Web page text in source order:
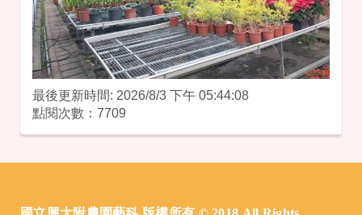
最後更新時間: 2026/8/3 下午 05:44:08
點閱次數：7709